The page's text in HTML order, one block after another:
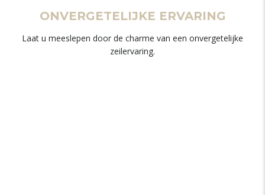
ONVERGETELIJKE ERVARING
Laat u meeslepen door de charme van een onvergetelijke
zeilervaring.